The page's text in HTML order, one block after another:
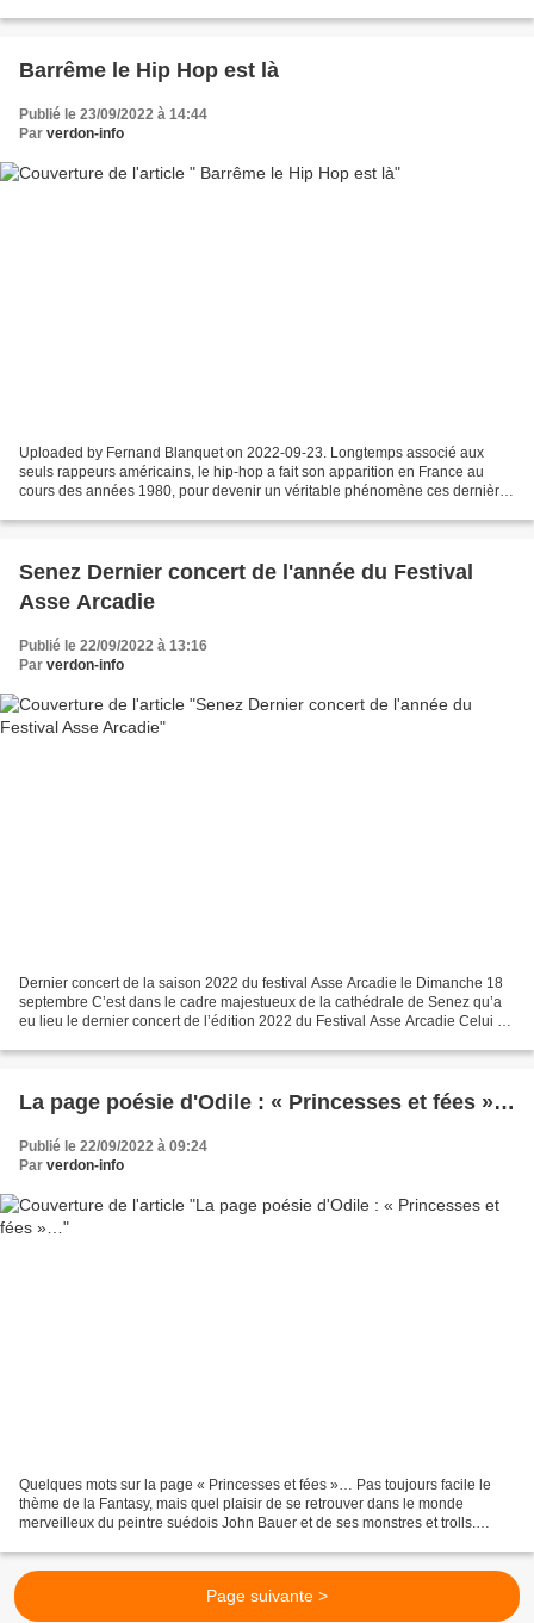
Barrême le Hip Hop est là
Publié le 23/09/2022 à 14:44
Par verdon-info
Uploaded by Fernand Blanquet on 2022-09-23. Longtemps associé aux
seuls rappeurs américains, le hip-hop a fait son apparition en France au
cours des années 1980, pour devenir un véritable phénomène ces dernières
Senez Dernier concert de l'année du Festival
Asse Arcadie
Publié le 22/09/2022 à 13:16
Par verdon-info
Dernier concert de la saison 2022 du festival Asse Arcadie le Dimanche 18
septembre C’est dans le cadre majestueux de la cathédrale de Senez qu’a
eu lieu le dernier concert de l’édition 2022 du Festival Asse Arcadie Celui ci
La page poésie d'Odile : « Princesses et fées »…
Publié le 22/09/2022 à 09:24
Par verdon-info
Quelques mots sur la page « Princesses et fées »… Pas toujours facile le
thème de la Fantasy, mais quel plaisir de se retrouver dans le monde
merveilleux du peintre suédois John Bauer et de ses monstres et trolls.
Page suivante >